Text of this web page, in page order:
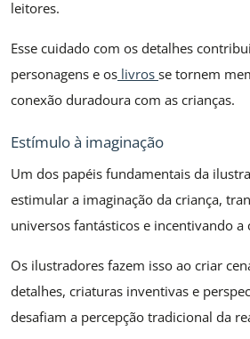
leitores.
Esse cuidado com os detalhes
personagens e os livros se tornem
conexão duradoura com as crianças.
Estímulo à imaginação
Um dos papéis fundamentais da
estimular a imaginação da criança,
universos fantásticos e incentivando a
Os ilustradores fazem isso ao criar
detalhes, criaturas inventivas e
desafiam a percepção tradicional da